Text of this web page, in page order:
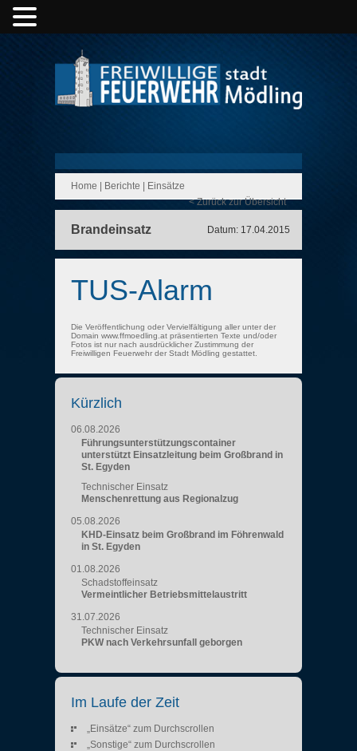
Home Berichte
Einsätze
< Zurück zur Übersicht
Brandeinsatz Datum: 17.04.2015
TUS-Alarm
Die Veröffentlichung oder Vervielfältigung aller unter der
Domain www.ffmoedling.at präsentierten Texte und/oder
Fotos ist nur nach ausdrücklicher Zustimmung der
Freiwilligen Feuerwehr der Stadt Mödling gestattet.
Kürzlich
06.08.2026
Führungsunterstützungscontainer
unterstützt Einsatzleitung beim Großbrand in
St. Egyden
Technischer Einsatz
Menschenrettung aus Regionalzug
05.08.2026
KHD-Einsatz beim Großbrand im Föhrenwald
in St. Egyden
01.08.2026
Schadstoffeinsatz
Vermeintlicher Betriebsmittelaustritt
31.07.2026
Technischer Einsatz
PKW nach Verkehrsunfall geborgen
Im Laufe der Zeit
„Einsätze“ zum Durchscrollen
„Sonstige“ zum Durchscrollen